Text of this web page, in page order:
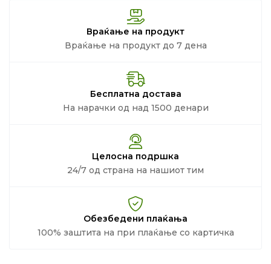
Враќање на продукт
Враќање на продукт до 7 дена
Бесплатна достава
На нарачки од над 1500 денари
Целосна подршка
24/7 од страна на нашиот тим
Обезбедени плаќања
100% заштита на при плаќање со картичка